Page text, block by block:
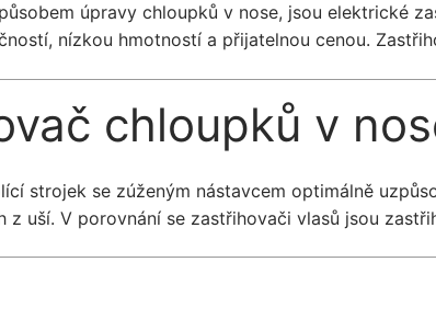
úpravy chloupků v nose, jsou elektrické
nízkou hmotností a přijatelnou cenou.
chloupků v
strojek se zúženým nástavcem optimálně
uší. V porovnání se zastřihovači vlasů jsou